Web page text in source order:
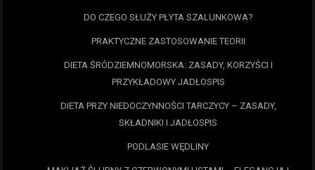
DO CZEGO SŁUŻY PŁYTA SZALUNKOWA?
PRAKTYCZNE ZASTOSOWANIE TEORII
DIETA ŚRÓDZIEMNOMORSKA: ZASADY, KORZYŚCI I
PRZYKŁADOWY JADŁOSPIS
DIETA PRZY NIEDOCZYNNOŚCI TARCZYCY – ZASADY,
SKŁADNIKI I JADŁOSPIS
PODLASIE WĘDLINY